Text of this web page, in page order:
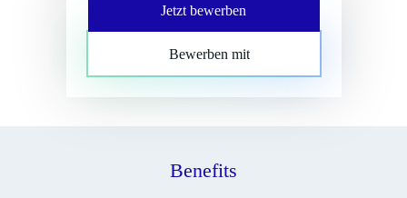
Jetzt bewerben
Bewerben mit
Benefits